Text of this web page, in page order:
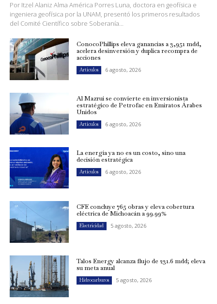
Por Itzel Alaniz Alma América Porres Luna, doctora en geofísica e
ingeniera geofísica por la UNAM, presentó los primeros resultados
del Comité Científico sobre Soberanía...
ConocoPhillips eleva ganancias a 3,951 mdd,
acelera desinversión y duplica recompra de
acciones
Artículos 6 agosto, 2026
Al Mazrui se convierte en inversionista
estratégico de Petrofac en Emiratos Árabes
Unidos
Artículos 6 agosto, 2026
La energía ya no es un costo, sino una
decisión estratégica
Artículos 6 agosto, 2026
CFE concluye 765 obras y eleva cobertura
eléctrica de Michoacán a 99.99%
Electricidad 5 agosto, 2026
Talos Energy alcanza flujo de 231.6 mdd; eleva
su meta anual
Hidrocarburos 5 agosto, 2026